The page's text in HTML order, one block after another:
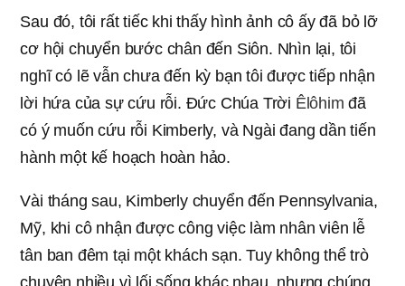
Sau đó, tôi rất tiếc khi thấy hình ảnh cô ấy đã bỏ lỡ
cơ hội chuyển bước chân đến Siôn. Nhìn lại, tôi
nghĩ có lẽ vẫn chưa đến kỳ bạn tôi được tiếp nhận
lời hứa của sự cứu rỗi. Đức Chúa Trời Êlôhim đã
có ý muốn cứu rỗi Kimberly, và Ngài đang dần tiến
hành một kế hoạch hoàn hảo.
Vài tháng sau, Kimberly chuyển đến Pennsylvania,
Mỹ, khi cô nhận được công việc làm nhân viên lễ
tân ban đêm tại một khách sạn. Tuy không thể trò
chuyện nhiều vì lối sống khác nhau, nhưng chúng